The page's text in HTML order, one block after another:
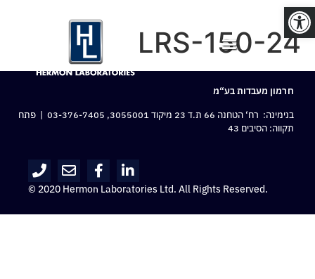
פתח סרגל נגישות
LRS-150-24
חרמון מעבדות בע“מ
בנימינה: רח‘ הטחנה 66 ת.ד 23 מיקוד 3055001,
03-376-7405 | פתח
תקווה: הסיבים 43
© 2020 Hermon Laboratories Ltd. All Rights Reserved.